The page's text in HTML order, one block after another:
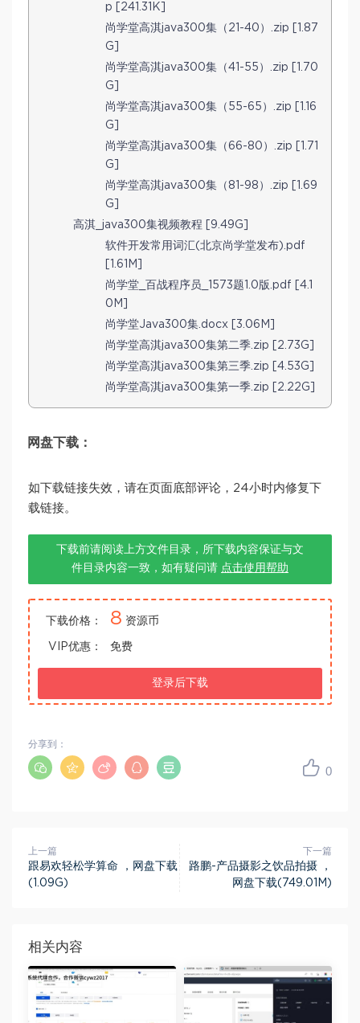
p [241.31K]
尚学堂高淇java300集（21-40）.zip [1.87
G]
尚学堂高淇java300集（41-55）.zip [1.70
G]
尚学堂高淇java300集（55-65）.zip [1.16
G]
尚学堂高淇java300集（66-80）.zip [1.71
G]
尚学堂高淇java300集（81-98）.zip [1.69
G]
高淇_java300集视频教程 [9.49G]
软件开发常用词汇(北京尚学堂发布).pdf
[1.61M]
尚学堂_百战程序员_1573题1.0版.pdf [4.1
0M]
尚学堂Java300集.docx [3.06M]
尚学堂高淇java300集第二季.zip [2.73G]
尚学堂高淇java300集第三季.zip [4.53G]
尚学堂高淇java300集第一季.zip [2.22G]
网盘下载：
如下载链接失效，请在页面底部评论，24小时内修复下
载链接。
下载前请阅读上方文件目录，所下载内容保证与文
件目录内容一致，如有疑问请 点击使用帮助
下载价格： 8 资源币
VIP优惠： 免费
登录后下载
0
分享到：
上一篇
跟易欢轻松学算命 ，网盘下载
(1.09G)
下一篇
路鹏-产品摄影之饮品拍摄 ，
网盘下载(749.01M)
相关内容